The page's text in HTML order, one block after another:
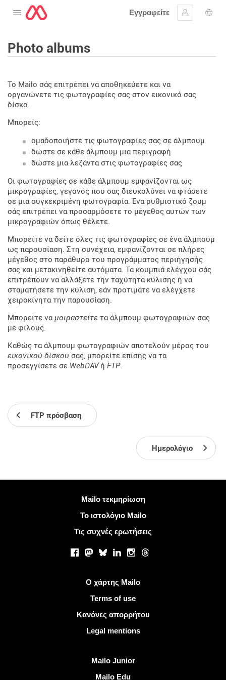
Ανοίξτε το μενού
Εγγραφείτε
Συνδεθείτε
Photo albums
Το Mailo σάς επιτρέπει να αποθηκεύετε και να
οργανώνετε τις φωτογραφίες σας στον εικονικό σας
δίσκο.
Μπορείς:
ομαδοποιήστε τις φωτογραφίες σας σε άλμπουμ
δώστε σε κάθε άλμπουμ μια περιγραφή
δώστε μια λεζάντα στις φωτογραφίες σας
Οι φωτογραφίες σε κάθε άλμπουμ εμφανίζονται ως
μικρογραφίες, γεγονός που σας διευκολύνει να φτάσετε
σε μια συγκεκριμένη φωτογραφία. Ένα ρυθμιστικό ζουμ
σάς επιτρέπει να προσαρμόσετε το μέγεθος αυτών των
μικρογραφιών όπως θέλετε.
Μπορείτε να δείτε όλες τις φωτογραφίες σε ένα άλμπουμ
ως παρουσίαση. Στη συνέχεια, εμφανίζονται σε πλήρες
μέγεθος στο παράθυρο του προγράμματος περιήγησής
σας και μετακινηθείτε αυτόματα. Τα κουμπιά ελέγχου σάς
επιτρέπουν να αλλάξετε την ταχύτητα κύλισης ή να
σταματήσετε την κύλιση, εάν προτιμάτε να ελέγχετε
χειροκίνητα την παρουσίαση.
Μπορείτε ναμοιραστείτε τα άλμπουμ φωτογραφιών σας
με φίλους.
Καθώς τα άλμπουμ φωτογραφιών αποτελούν μέρος του
εικονικού δίσκου σας, μπορείτε επίσης να τα
προσεγγίσετε σε WebDAVή FTP.
FTP πρόσβαση
Ημερολόγιο
Περισσότερες πληροφορίεςMailo τεκμηρίωση
Το ιστολόγιο Mailo
Τις συχνές ερωτήσεις
Facebook
Mastodon
BlueskyLinkedInInstagram
Threads
Ο χάρτης Mailo
Terms of use
Κανόνες απορρήτου
Legal mentions
Mailo Junior
Mailo Edu